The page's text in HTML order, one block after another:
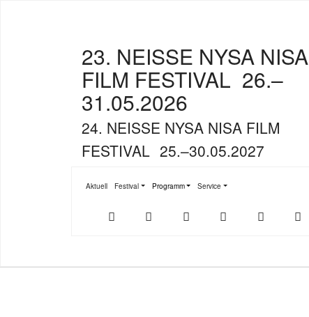
23. NEISSE NYSA NISA
FILM FESTIVAL 26.–
31.05.2026
24. NEISSE NYSA NISA FILM
FESTIVAL 25.–30.05.2027
Aktuell Festival
Submenu for "Festival"
Programm
Submenu for "Programm"
Service
Submenu for "Service"
Store
Play
Youtube Facebook